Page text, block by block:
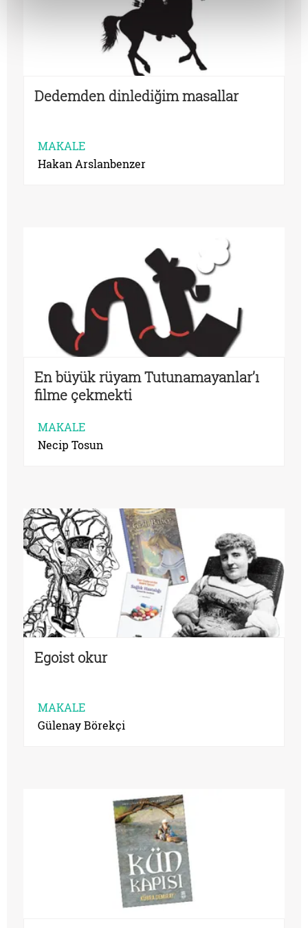
Dedemden dinlediğim masallar
MAKALE
Hakan Arslanbenzer
En büyük rüyam Tutunamayanlar’ı
filme çekmekti
MAKALE
Necip Tosun
Egoist okur
MAKALE
Gülenay Börekçi